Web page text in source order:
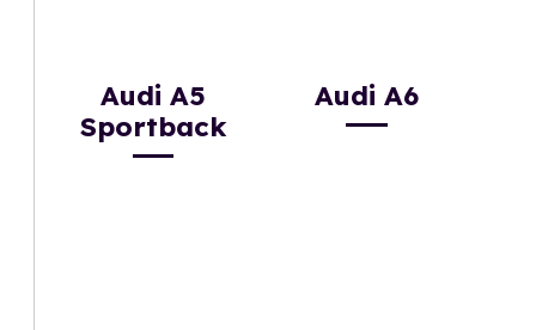
Audi A5
Sportback
Audi A6